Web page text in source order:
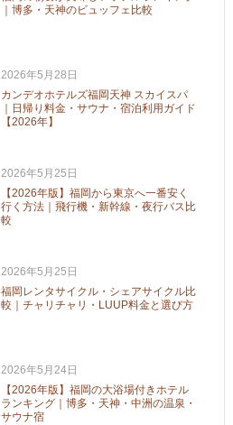
｜博多・天神のビュッフェ比較
2026年5月28日
カンデオホテルズ福岡天神 スカイスパ
｜日帰り料金・サウナ・宿泊利用ガイド
【2026年】
2026年5月25日
【2026年版】福岡から東京へ一番安く
行く方法｜飛行機・新幹線・夜行バス比
較
2026年5月25日
福岡レンタサイクル・シェアサイクル比
較｜チャリチャリ・LUUP料金と選び方
2026年5月24日
【2026年版】福岡の大浴場付きホテル
ランキング｜博多・天神・中洲の温泉・
サウナ宿